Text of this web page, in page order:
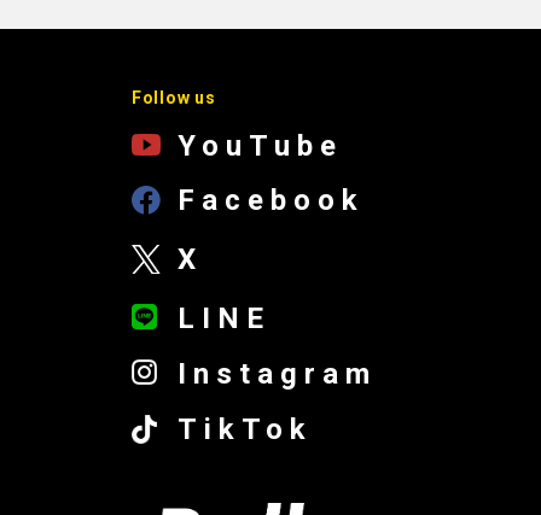
Follow us
YouTube
Facebook
X
LINE
Instagram
TikTok